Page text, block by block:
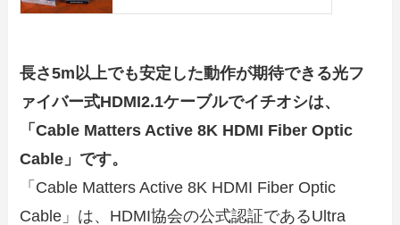
長さ5m以上でも安定した動作が期待できる光フ
ァイバー式HDMI2.1ケーブルでイチオシは、
「Cable Matters Active 8K HDMI Fiber Optic
Cable」です。
「Cable Matters Active 8K HDMI Fiber Optic
Cable」は、HDMI協会の公式認証であるUltra